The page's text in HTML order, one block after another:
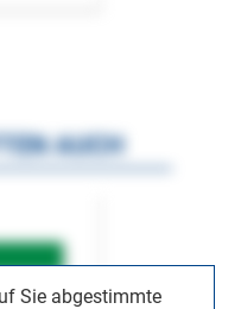
Sie abgestimmte
AUCH